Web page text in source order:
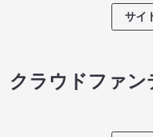
サイ
クラウドファン